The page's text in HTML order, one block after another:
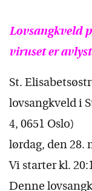
Lovsangkveld
viruset er
St.
lovsangkveld i
4, 0651 Oslo)
lørdag, den 28.
Vi starter kl.
Denne